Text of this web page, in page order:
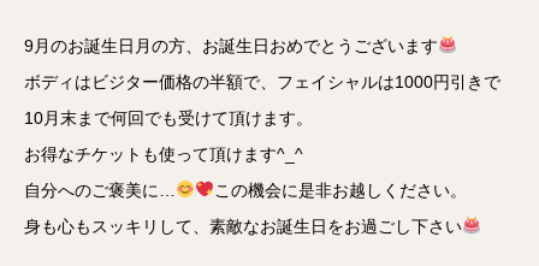
9月のお誕生日月の方、お誕生日おめでとうございます
ボディはビジター価格の半額で、フェイシャルは1000円引きで
10月末まで何回でも受けて頂けます。
お得なチケットも使って頂けます^_^
自分へのご褒美に…
この機会に是非お越しください。
身も心もスッキリして、素敵なお誕生日をお過ごし下さい